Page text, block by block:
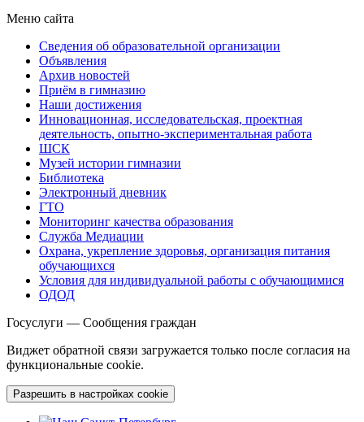
Меню сайта
Сведения об образовательной организации
Объявления
Архив новостей
Приём в гимназию
Наши достижения
Инновационная, исследовательская, проектная
деятельность, опытно-экспериментальная работа
ШСК
Музей истории гимназии
Библиотека
Электронный дневник
ГТО
Мониторинг качества образования
Служба Медиации
Охрана, укрепление здоровья, организация питания
обучающихся
Условия для индивидуальной работы с обучающимися
ОДОД
Госуслуги — Сообщения граждан
Виджет обратной связи загружается только после согласия на
функциональные cookie.
Разрешить в настройках cookie